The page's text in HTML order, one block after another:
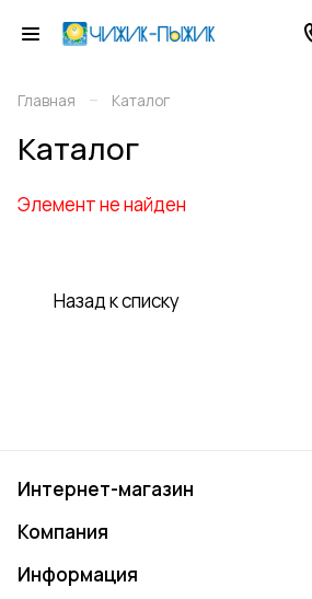
Главная – Каталог
Каталог
Элемент не найден
Назад к списку
Интернет-магазин
Компания
Информация